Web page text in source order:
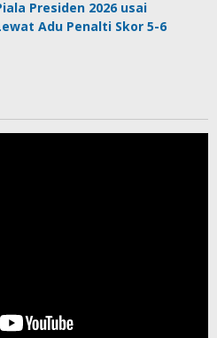
Presiden 2026 usai
Adu Penalti Skor 5-6